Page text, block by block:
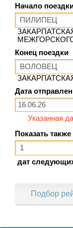
Начало
Конец поездки
Дата
Указанная
Показать
дат
Подбор